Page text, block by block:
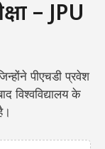
– JPU
पीएचडी प्रवेश
विश्वविद्यालय के